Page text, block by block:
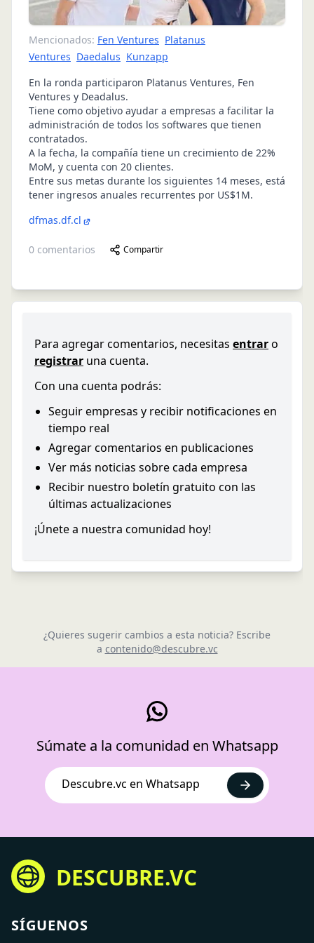
Mencionados: Fen Ventures Platanus
Ventures Daedalus Kunzapp
En la ronda participaron Platanus Ventures, Fen
Ventures y Deadalus.
Tiene como objetivo ayudar a empresas a facilitar la
administración de todos los softwares que tienen
contratados.
A la fecha, la compañía tiene un crecimiento de 22%
MoM, y cuenta con 20 clientes.
Entre sus metas durante los siguientes 14 meses, está
tener ingresos anuales recurrentes por US$1M.
dfmas.df.cl
0 comentarios Compartir
Para agregar comentarios, necesitas entraro
registrar una cuenta.
Con una cuenta podrás:
Seguir empresas y recibir notificaciones en
tiempo real
Agregar comentarios en publicaciones
Ver más noticias sobre cada empresa
Recibir nuestro boletín gratuito con las
últimas actualizaciones
¡Únete a nuestra comunidad hoy!
¿Quieres sugerir cambios a esta noticia? Escribe
a contenido@descubre.vc
Súmate a la comunidad en Whatsapp
Descubre.vc en Whatsapp
DESCUBRE.VC
SÍGUENOS